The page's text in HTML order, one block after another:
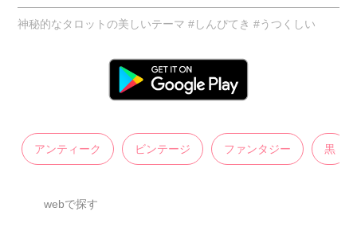
神秘的なタロットの美しいテーマ #しんぴてき #うつくしい
アンティーク ビンテージ ファンタジー 黒
webで探す